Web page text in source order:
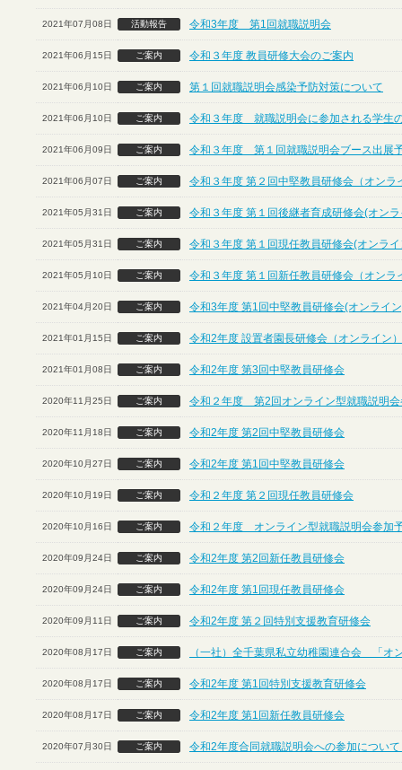
2021年07月08日 活動報告 令和3年度 第1回就職説明会
2021年06月15日 ご案内 令和３年度 教員研修大会のご案内
2021年06月10日 ご案内 第１回就職説明会感染予防対策について
2021年06月10日 ご案内 令和３年度 就職説明会に参加される学生
2021年06月09日 ご案内 令和３年度 第１回就職説明会ブース出展
2021年06月07日 ご案内 令和３年度 第２回中堅教員研修会（オンラ
2021年05月31日 ご案内 令和３年度 第１回後継者育成研修会(オン
2021年05月31日 ご案内 令和３年度 第１回現任教員研修会(オンラ
2021年05月10日 ご案内 令和３年度 第１回新任教員研修会（オンラ
2021年04月20日 ご案内 令和3年度 第1回中堅教員研修会(オンライ
2021年01月15日 ご案内 令和2年度 設置者園長研修会（オンライン）
2021年01月08日 ご案内 令和2年度 第3回中堅教員研修会
2020年11月25日 ご案内 令和２年度 第2回オンライン型就職説明会
2020年11月18日 ご案内 令和2年度 第2回中堅教員研修会
2020年10月27日 ご案内 令和2年度 第1回中堅教員研修会
2020年10月19日 ご案内 令和２年度 第２回現任教員研修会
2020年10月16日 ご案内 令和２年度 オンライン型就職説明会参加
2020年09月24日 ご案内 令和2年度 第2回新任教員研修会
2020年09月24日 ご案内 令和2年度 第1回現任教員研修会
2020年09月11日 ご案内 令和2年度 第２回特別支援教育研修会
2020年08月17日 ご案内 （一社）全千葉県私立幼稚園連合会 「オ
2020年08月17日 ご案内 令和2年度 第1回特別支援教育研修会
2020年08月17日 ご案内 令和2年度 第1回新任教員研修会
2020年07月30日 ご案内 令和2年度合同就職説明会への参加につい